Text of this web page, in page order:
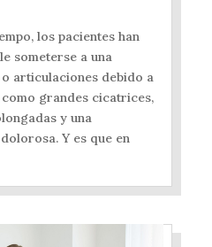
los pacientes han
someterse a una
articulaciones debido a
grandes cicatrices,
y una
Y es que en